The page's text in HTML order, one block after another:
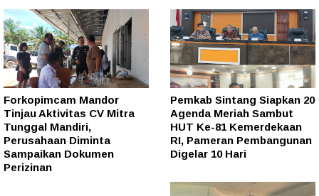
Forkopimcam Mandor
Tinjau Aktivitas CV Mitra
Tunggal Mandiri,
Perusahaan Diminta
Sampaikan Dokumen
Perizinan
Pemkab Sintang Siapkan 20
Agenda Meriah Sambut
HUT Ke-81 Kemerdekaan
RI, Pameran Pembangunan
Digelar 10 Hari